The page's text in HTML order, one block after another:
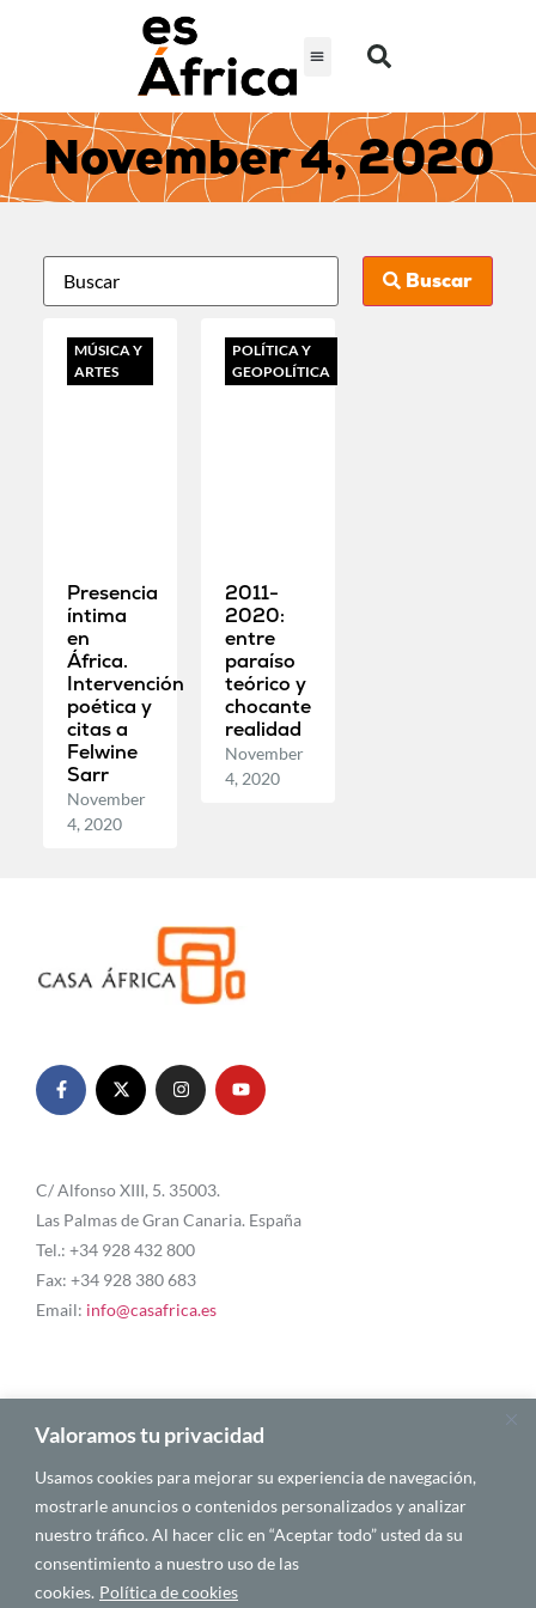
Valoramos tu privacidad
Usamos cookies para mejorar su experiencia de navegación,
mostrarle anuncios o contenidos personalizados y analizar
nuestro tráfico. Al hacer clic en “Aceptar todo” usted da su
consentimiento a nuestro uso de las
cookies. Política de cookies
November 4, 2020
Buscar
MÚSICA Y
ARTES
Presencia
íntima
en
África.
Intervención
poética y
citas a
Felwine
Sarr
November
4, 2020
POLÍTICA Y
GEOPOLÍTICA
2011-
2020:
entre
paraíso
teórico y
chocante
realidad
November
4, 2020
C/ Alfonso XIII, 5. 35003.
Las Palmas de Gran Canaria. España
Tel.: +34 928 432 800
Fax: +34 928 380 683
Email: info@casafrica.es
Blog
About Us
Personalities
English